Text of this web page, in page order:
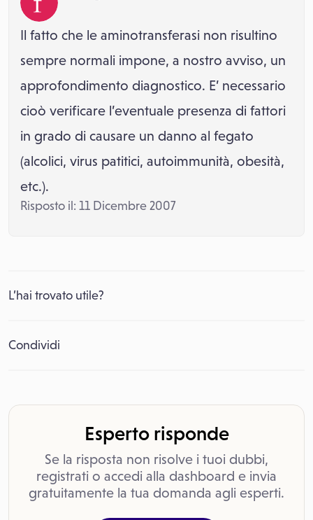
Il fatto che le aminotransferasi non risultino
sempre normali impone, a nostro avviso, un
approfondimento diagnostico. E’ necessario
cioò verificare l’eventuale presenza di fattori
in grado di causare un danno al fegato
(alcolici, virus patitici, autoimmunità, obesità,
etc.).
Risposto il: 11 Dicembre 2007
L’hai trovato utile?
Condividi
Esperto risponde
Se la risposta non risolve i tuoi dubbi,
registrati o accedi alla dashboard e invia
gratuitamente la tua domanda agli esperti.